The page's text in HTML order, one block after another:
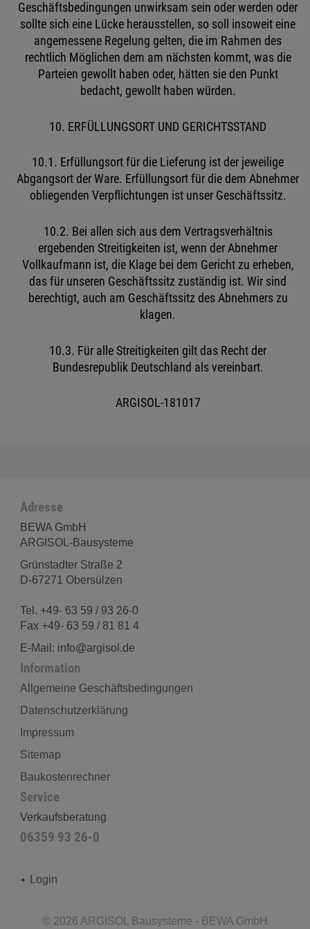
Geschäftsbedingungen unwirksam sein oder werden oder
sollte sich eine Lücke herausstellen, so soll insoweit eine
angemessene Regelung gelten, die im Rahmen des
rechtlich Möglichen dem am nächsten kommt, was die
Parteien gewollt haben oder, hätten sie den Punkt
bedacht, gewollt haben würden.
10. ERFÜLLUNGSORT UND GERICHTSSTAND
10.1. Erfüllungsort für die Lieferung ist der jeweilige
Abgangsort der Ware. Erfüllungsort für die dem Abnehmer
obliegenden Verpflichtungen ist unser Geschäftssitz.
10.2. Bei allen sich aus dem Vertragsverhältnis
ergebenden Streitigkeiten ist, wenn der Abnehmer
Vollkaufmann ist, die Klage bei dem Gericht zu erheben,
das für unseren Geschäftssitz zuständig ist. Wir sind
berechtigt, auch am Geschäftssitz des Abnehmers zu
klagen.
10.3. Für alle Streitigkeiten gilt das Recht der
Bundesrepublik Deutschland als vereinbart.
ARGISOL-181017
Adresse
BEWA GmbH
ARGISOL-Bausysteme
Grünstadter Straße 2
D-67271 Obersülzen
Tel. +49- 63 59 / 93 26-0
Fax +49- 63 59 / 81 81 4
E-Mail: info@argisol.de
Information
Allgemeine Geschäftsbedingungen
Datenschutzerklärung
Impressum
Sitemap
Baukostenrechner
Service
Verkaufsberatung
06359 93 26-0
Login
© 2026 ARGISOL Bausysteme - BEWA GmbH